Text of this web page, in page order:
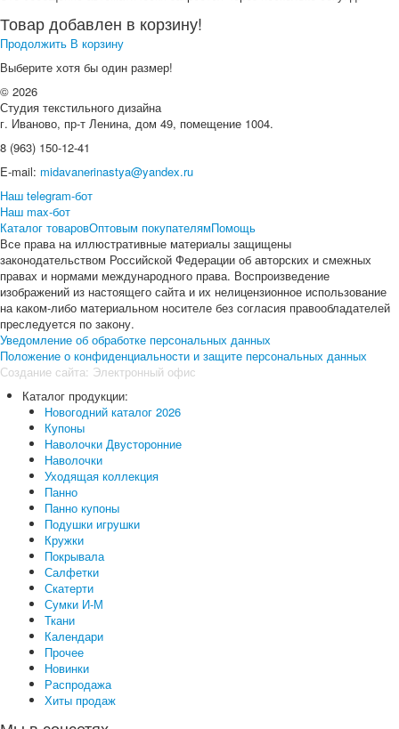
Товар добавлен в корзину!
Продолжить В корзину
Выберите хотя бы один размер!
© 2026
Студия текстильного дизайна
г. Иваново, пр-т Ленина, дом 49, помещение 1004.
8 (963) 150-12-41
E-mail: midavanerinastya@yandex.ru
Наш telegram-бот
Наш max-бот
Каталог товаровОптовым покупателямПомощь
Все права на иллюстративные материалы защищены
законодательством Российской Федерации об авторских и смежных
правах и нормами международного права. Воспроизведение
изображений из настоящего сайта и их нелицензионное использование
на каком-либо материальном носителе без согласия правообладателей
преследуется по закону.
Уведомление об обработке персональных данных
Положение о конфиденциальности и защите персональных данных
Создание сайта: Электронный офис
Каталог продукции:
Новогодний каталог 2026
Купоны
Наволочки Двусторонние
Наволочки
Уходящая коллекция
Панно
Панно купоны
Подушки игрушки
Кружки
Покрывала
Салфетки
Скатерти
Сумки И-М
Ткани
Календари
Прочее
Новинки
Распродажа
Хиты продаж